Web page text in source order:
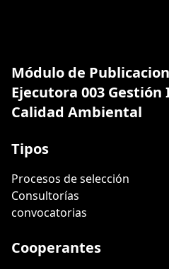
Módulo de
Ejecutora 003
Calidad Ambiental
Tipos
Procesos de selección
Consultorías
convocatorias
Cooperantes